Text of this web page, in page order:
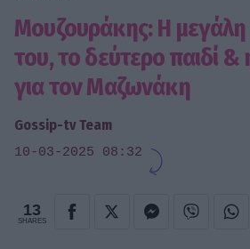
Μουζουράκης: Η
του, το δεύτερο παιδί
για τον Μαζωνάκη
Gossip-tv Team
10-03-2025 08:32
13
SHARES